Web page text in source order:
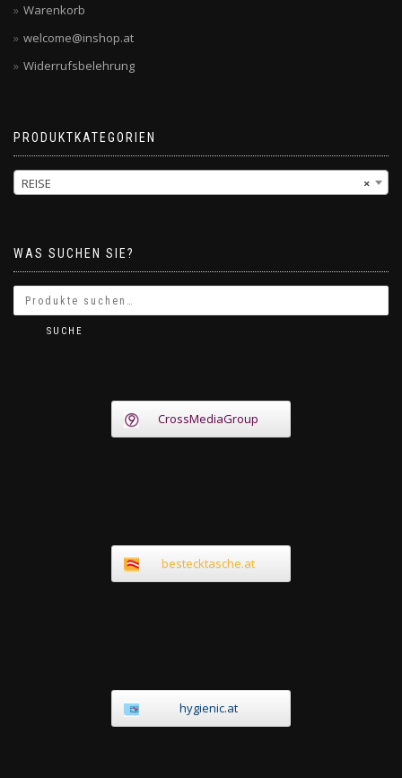
Warenkorb
welcome@inshop.at
Widerrufsbelehrung
PRODUKTKATEGORIEN
×
REISE
WAS SUCHEN SIE?
SUCHE
CrossMediaGroup
bestecktasche.at
hygienic.at